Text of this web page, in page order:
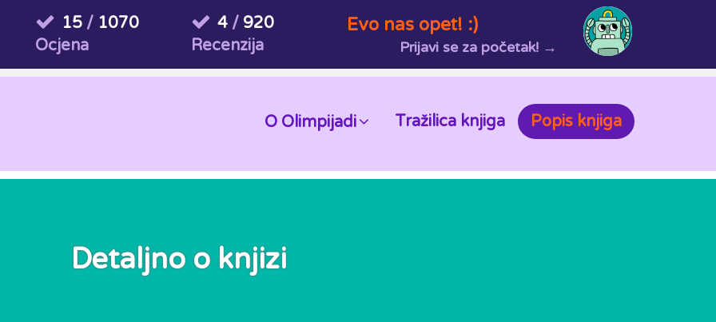
15/ 1070
Ocjena
4/ 920
Recenzija
Evo nas opet! :)
Prijavi se za početak! →
O Olimpijadi Tražilica knjiga Popis knjiga
Detaljno o knjizi